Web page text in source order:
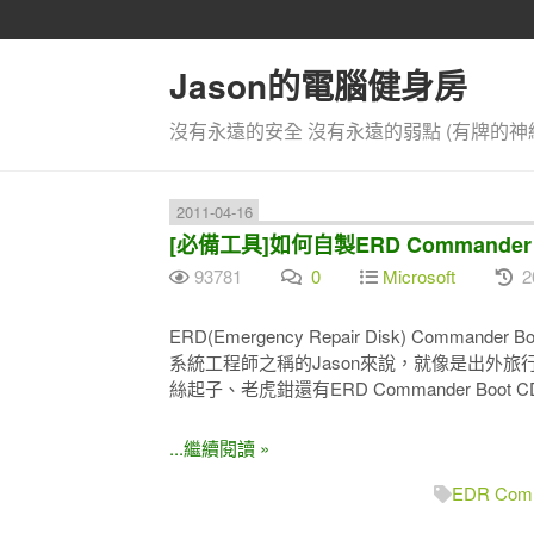
Jason的電腦健身房
沒有永遠的安全 沒有永遠的弱點 (有牌的神
2011-04-16
[必備工具]如何自製ERD
93781 0 Microsoft
ERD(Emergency Repair Disk) Commander
系統工程師之稱的Jason來說，就像是出外
絲起子、老虎鉗還有ERD Commander Boot
...繼續閱讀 »
EDR